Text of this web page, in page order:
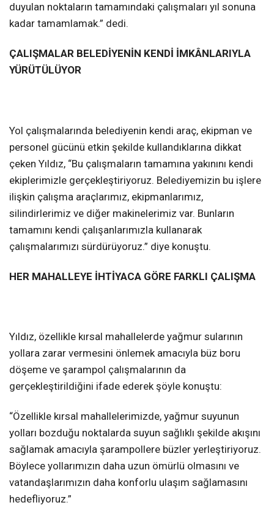
duyulan noktaların tamamındaki çalışmaları yıl sonuna
kadar tamamlamak.” dedi.
ÇALIŞMALAR BELEDİYENİN KENDİ İMKÂNLARIYLA
YÜRÜTÜLÜYOR
Yol çalışmalarında belediyenin kendi araç, ekipman ve
personel gücünü etkin şekilde kullandıklarına dikkat
çeken Yıldız, “Bu çalışmaların tamamına yakınını kendi
ekiplerimizle gerçekleştiriyoruz. Belediyemizin bu işlere
ilişkin çalışma araçlarımız, ekipmanlarımız,
silindirlerimiz ve diğer makinelerimiz var. Bunların
tamamını kendi çalışanlarımızla kullanarak
çalışmalarımızı sürdürüyoruz.” diye konuştu.
HER MAHALLEYE İHTİYACA GÖRE FARKLI ÇALIŞMA
Yıldız, özellikle kırsal mahallelerde yağmur sularının
yollara zarar vermesini önlemek amacıyla büz boru
döşeme ve şarampol çalışmalarının da
gerçekleştirildiğini ifade ederek şöyle konuştu:
“Özellikle kırsal mahallelerimizde, yağmur suyunun
yolları bozduğu noktalarda suyun sağlıklı şekilde akışını
sağlamak amacıyla şarampollere büzler yerleştiriyoruz.
Böylece yollarımızın daha uzun ömürlü olmasını ve
vatandaşlarımızın daha konforlu ulaşım sağlamasını
hedefliyoruz.”